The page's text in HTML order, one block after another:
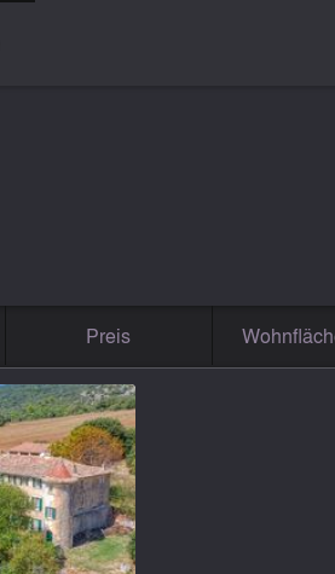
Preis